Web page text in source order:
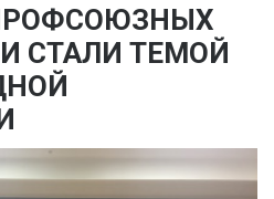
СТАЛИ ТЕМОЙ